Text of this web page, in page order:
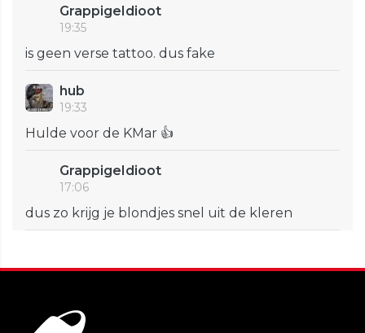
GrappigeIdioot
19:35
is geen verse tattoo. dus fake
hub
19:33
Hulde voor de KMar 👍
GrappigeIdioot
17:06
dus zo krijg je blondjes snel uit de kleren